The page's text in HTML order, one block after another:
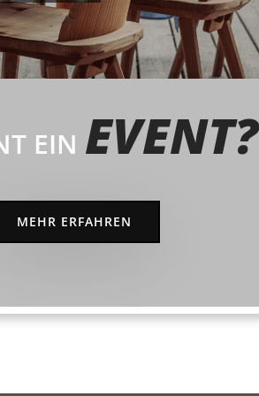
EIN EVENT?
MEHR ERFAHREN